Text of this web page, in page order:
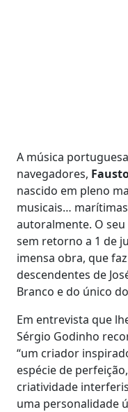
A música
navegadores,
nascido em pleno
musicais…
autoralmente. O
sem retorno a 1 de
imensa obra, que
descendentes de
Branco e do único
Em entrevista que
Sérgio Godinho
“um criador
espécie de
criatividade
uma personalidade